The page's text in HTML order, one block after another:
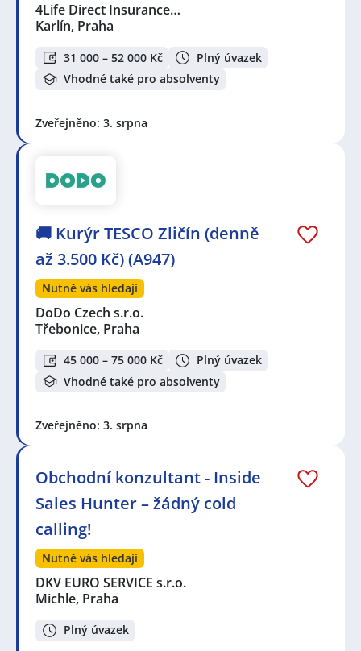
4Life Direct Insurance…
Karlín, Praha
31 000 – 52 000 Kč
Plný úvazek
Vhodné také pro absolventy
Zveřejněno: 3. srpna
🚚 Kurýr TESCO Zličín (denně
až 3.500 Kč) (A947)
Nutně vás hledají
DoDo Czech s.r.o.
Třebonice, Praha
45 000 – 75 000 Kč
Plný úvazek
Vhodné také pro absolventy
Zveřejněno: 3. srpna
Obchodní konzultant - Inside
Sales Hunter – žádný cold
calling!
Nutně vás hledají
DKV EURO SERVICE s.r.o.
Michle, Praha
Plný úvazek